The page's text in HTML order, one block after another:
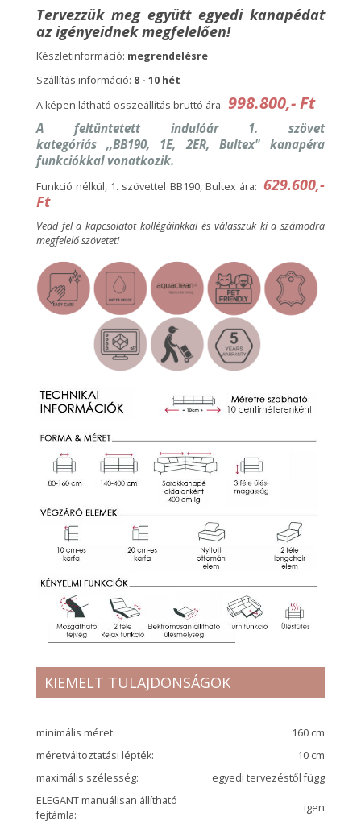
Tervezzük meg együtt egyedi kanapédat
az igényeidnek megfelelően!
Készletinformáció: megrendelésre
Szállítás információ: 8 - 10 hét
A képen látható összeállítás bruttó ára: 998.800,- Ft
A feltüntetett indulóár 1. szövet
kategóriás ,,BB190, 1E, 2ER, Bultex" kanapéra
funkciókkal vonatkozik.
Funkció nélkül, 1. szövettel BB190, Bultex ára:629.600,-
Ft
Vedd fel a kapcsolatot kollégáinkkal és válasszuk ki a számodra
megfelelő szövetet!
KIEMELT TULAJDONSÁGOK
minimális méret:
160 cm
méretváltoztatási lépték:
10 cm
maximális szélesség:
egyedi tervezéstől függ
ELEGANT manuálisan állítható
fejtámla:
igen